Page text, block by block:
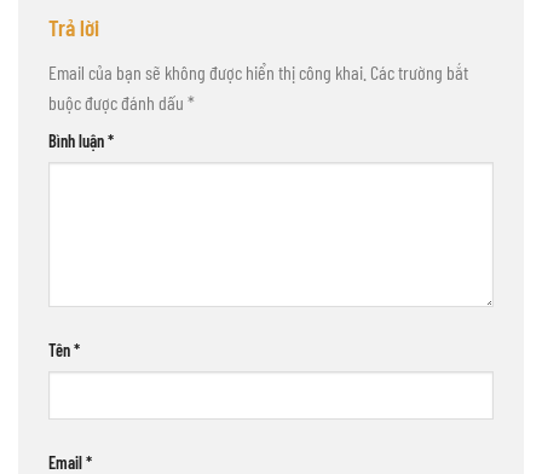
Trả lời
Email của bạn sẽ không được hiển thị công khai. Các trường bắt
buộc được đánh dấu *
Bình luận*
Tên*
Email*